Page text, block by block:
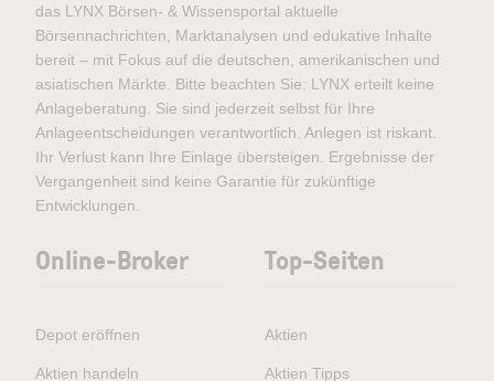
das LYNX Börsen- & Wissensportal aktuelle
Börsennachrichten, Marktanalysen und edukative Inhalte
bereit – mit Fokus auf die deutschen, amerikanischen und
asiatischen Märkte. Bitte beachten Sie: LYNX erteilt keine
Anlageberatung. Sie sind jederzeit selbst für Ihre
Anlageentscheidungen verantwortlich. Anlegen ist riskant.
Ihr Verlust kann Ihre Einlage übersteigen. Ergebnisse der
Vergangenheit sind keine Garantie für zukünftige
Entwicklungen.
Online-Broker
Depot eröffnen
Aktien handeln
Top-Seiten
Aktien
Aktien Tipps